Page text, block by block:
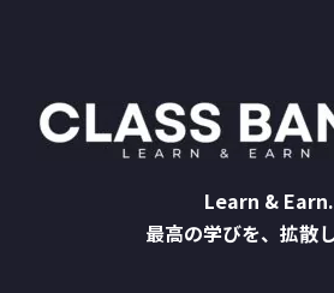
Learn & Earn.
最高の学びを、拡散し